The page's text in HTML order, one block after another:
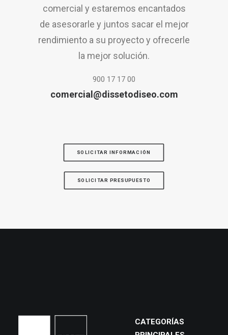
comercial y estaremos encantados
de asesorarle y juntos sacar el mejor
rendimiento a su proyecto y ofrecerle
la mejor solución.
900 17 17 00
comercial@dissetodiseo.com
SOLICITAR INFORMACIÓN
SOLICITAR PRESUPUESTO
CATEGORÍAS